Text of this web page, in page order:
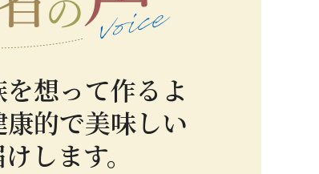
想って作るよ
的で美味しい
します。